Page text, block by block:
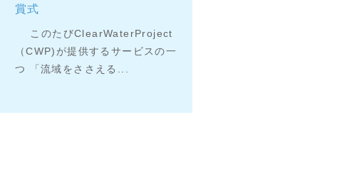
賞式
このたびClearWaterProject
（CWP)が提供するサービスの一
つ 「流域をささえる...